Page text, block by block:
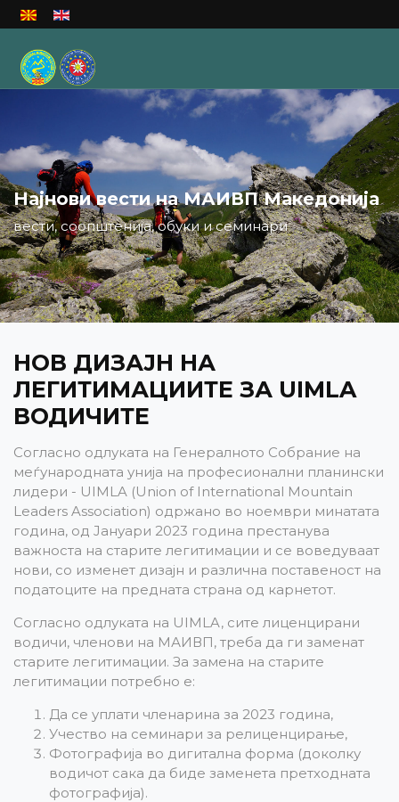
Изберете го вашиот јазик
Најнови вести на МАИВП Македонија
вести, соопштенија, обуки и семинари
НОВ ДИЗАЈН НА
ЛЕГИТИМАЦИИТЕ ЗА UIMLA
ВОДИЧИТЕ
Согласно одлуката на Генералното Собрание на
меѓународната унија на професионални планински
лидери - UIMLA (Union of International Mountain
Leaders Association) одржано во ноември минатата
година, од Јануари 2023 година престанува
важноста на старите легитимации и се воведуваат
нови, со изменет дизајн и различна поставеност на
податоците на предната страна од карнетот.
Согласно одлуката на UIMLA, сите лиценцирани
водичи, членови на МАИВП, треба да ги заменат
старите легитимации. За замена на старите
легитимации потребно е:
Да се уплати членарина за 2023 година,
Учество на семинари за релиценцирање,
Фотографија во дигитална форма (доколку
водичот сака да биде заменета претходната
фотографија).